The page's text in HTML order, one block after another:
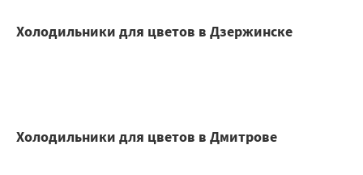
Холодильники для цветов в Дзержинске
Холодильники для цветов в Дмитрове